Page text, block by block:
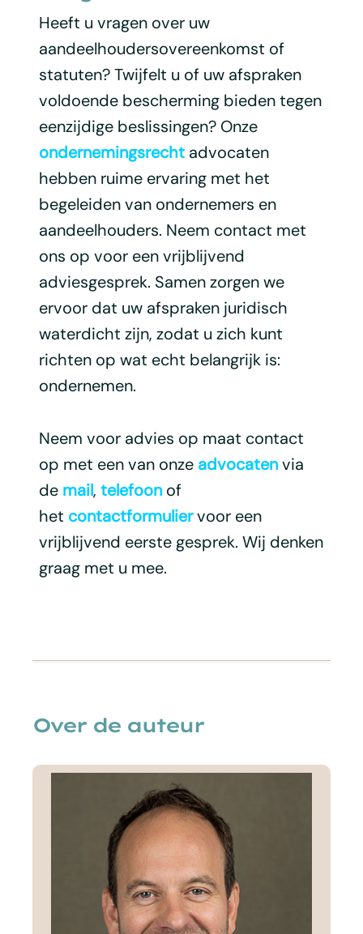
Heeft u vragen over uw
aandeelhoudersovereenkomst of
statuten? Twijfelt u of uw afspraken
voldoende bescherming bieden tegen
eenzijdige beslissingen? Onze
ondernemingsrechtadvocaten
hebben ruime ervaring met het
begeleiden van ondernemers en
aandeelhouders. Neem contact met
ons op voor een vrijblijvend
adviesgesprek. Samen zorgen we
ervoor dat uw afspraken juridisch
waterdicht zijn, zodat u zich kunt
richten op wat echt belangrijk is:
ondernemen.
Neem voor advies op maat contact
op met een van onze advocatenvia
de mail, telefoonof
het contactformuliervoor een
vrijblijvend eerste gesprek. Wij denken
graag met u mee.
Over de auteur